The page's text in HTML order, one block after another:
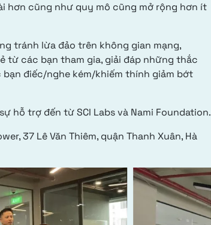
hơn cũng như quy mô cũng mở rộng hơn ít
tránh lừa đảo trên không gian mạng,
từ các bạn tham gia, giải đáp những thắc
điếc/nghe kém/khiếm thính giảm bớt
hỗ trợ đến từ SCI Labs và Nami Foundation.
37 Lê Văn Thiêm, quận Thanh Xuân, Hà